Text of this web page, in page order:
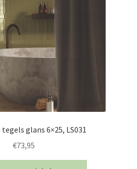
glans 6×25, LS031
€73,95